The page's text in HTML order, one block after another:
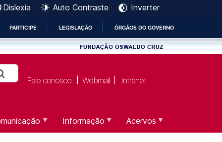
PARTICIPE LEGISLAÇÃO ÓRGÃOS DO GOVERNO
Dislexia Auto Contraste Inverter
Fale conosco
Webmail Intranet
Informação Acervos